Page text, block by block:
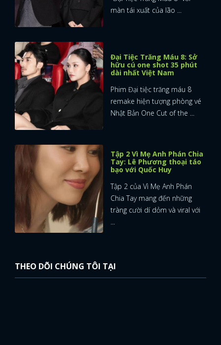
màn tái xuất của lão ...
Đại Tiệc Trăng Máu 8: Sở
hữu cú one shot 35 phút
dài nhất Việt Nam
Phim Đại tiệc trăng máu 8
remake hiện tượng phòng vé
Nhật Bản One Cut of the ...
Tập 2 Vì Mẹ Anh Phán Chia
Tay: Lê Phương thoại táo
bạo với Quốc Huy
Tập 2 của Vì Mẹ Anh Phán
Chia Tay mang đến những
tràng cười dí dỏm và viral với
...
THEO DÕI CHÚNG TÔI TẠI